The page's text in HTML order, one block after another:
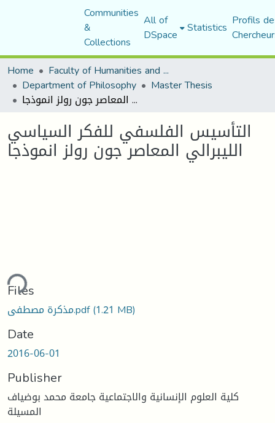
Communities
&
Collections
All of
DSpace Statistics Profils
Home
Faculty of Humanities and Social Sciences
Department of Philosophy Master Thesis
التأسيس الفلسفي للفكر السياسي الليبرالي المعاصر جون رولز انموذجا
التأسيس الفلسفي للفكر السياسي
الليبرالي المعاصر جون رولز انموذجا
Files
مذكرة مصطفى.pdf(1.21 MB)
Date
2016-06-01
Publisher
كلية العلوم الإنسانية والاجتماعية جامعة محمد بوضياف
المسيلة